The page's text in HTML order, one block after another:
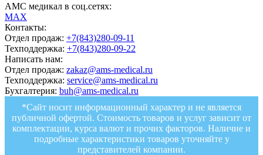
АМС медикал в соц.сетях:
MAX
Контакты:
Отдел продаж: +7(843)280-09-11
Техподдержка: +7(843)280-09-22
Написать нам:
Отдел продаж: zakaz@ams-medical.ru
Техподдержка: service@ams-medical.ru
Бухгалтерия: buh@ams-medical.ru
*Сайт носит информационный характер и не является
публичной офертой. Стоимость товаров и услуг зависит от
комплектации, курса валют и прочих факторов. Наличие и
подробные характеристики товаров уточняйте у
представителей компании.